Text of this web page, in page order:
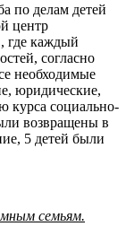
по делам детей
центр
где каждый
согласно
необходимые
юридические,
курса социально-
возвращены в
5 детей были
семьям.